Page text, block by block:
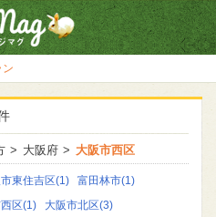
カフェ・ベ
ンの
イト
大阪府 大阪市西区
東住吉区(1)
富田林市(1)
区(1) 大阪市北区(3)